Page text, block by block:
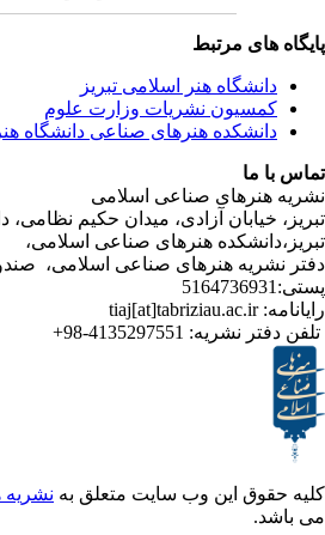
مرتبط
هنر اسلامی تبریز
نشریات وزارت علوم
هنرهای صناعی دانشگاه هنر اسلامی
صناعی اسلامی
آزادی، میدان حکیم نظامی، دانشگاه
هنرهای صناعی اسلامی،
نشریه:4135297551-98+
این وب سایت متعلق بهنشریه هنرهای